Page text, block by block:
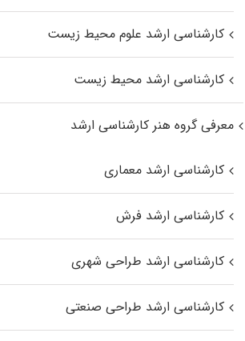
کارشناسی ارشد علوم محیط‌ زیست
کارشناسی ارشد محیط زیست
معرفی گروه هنر کارشناسی ارشد
کارشناسی ارشد معماری
کارشناسی ارشد فرش
کارشناسی ارشد طراحی شهری
کارشناسی ارشد طراحی صنعتی